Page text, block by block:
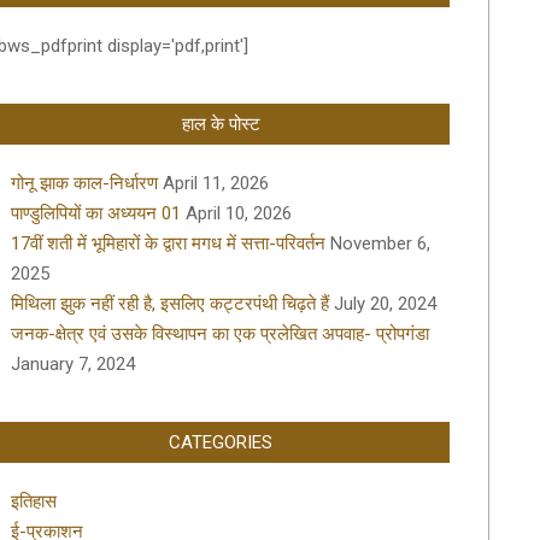
display='pdf,print']
हाल के पोस्ट
गोनू झाक काल-निर्धारण April 11, 2026
पाण्डुलिपियों का अध्ययन 01 April 10, 2026
17वीं शती में भूमिहारों के द्वारा मगध में सत्ता-परिवर्तन November 6,
2025
मिथिला झुक नहीं रही है, इसलिए कट्टरपंथी चिढ़ते हैं July 20, 2024
जनक-क्षेत्र एवं उसके विस्थापन का एक प्रलेखित अपवाह- प्रोपगंडा
January 7, 2024
CATEGORIES
इतिहास
ई-प्रकाशन